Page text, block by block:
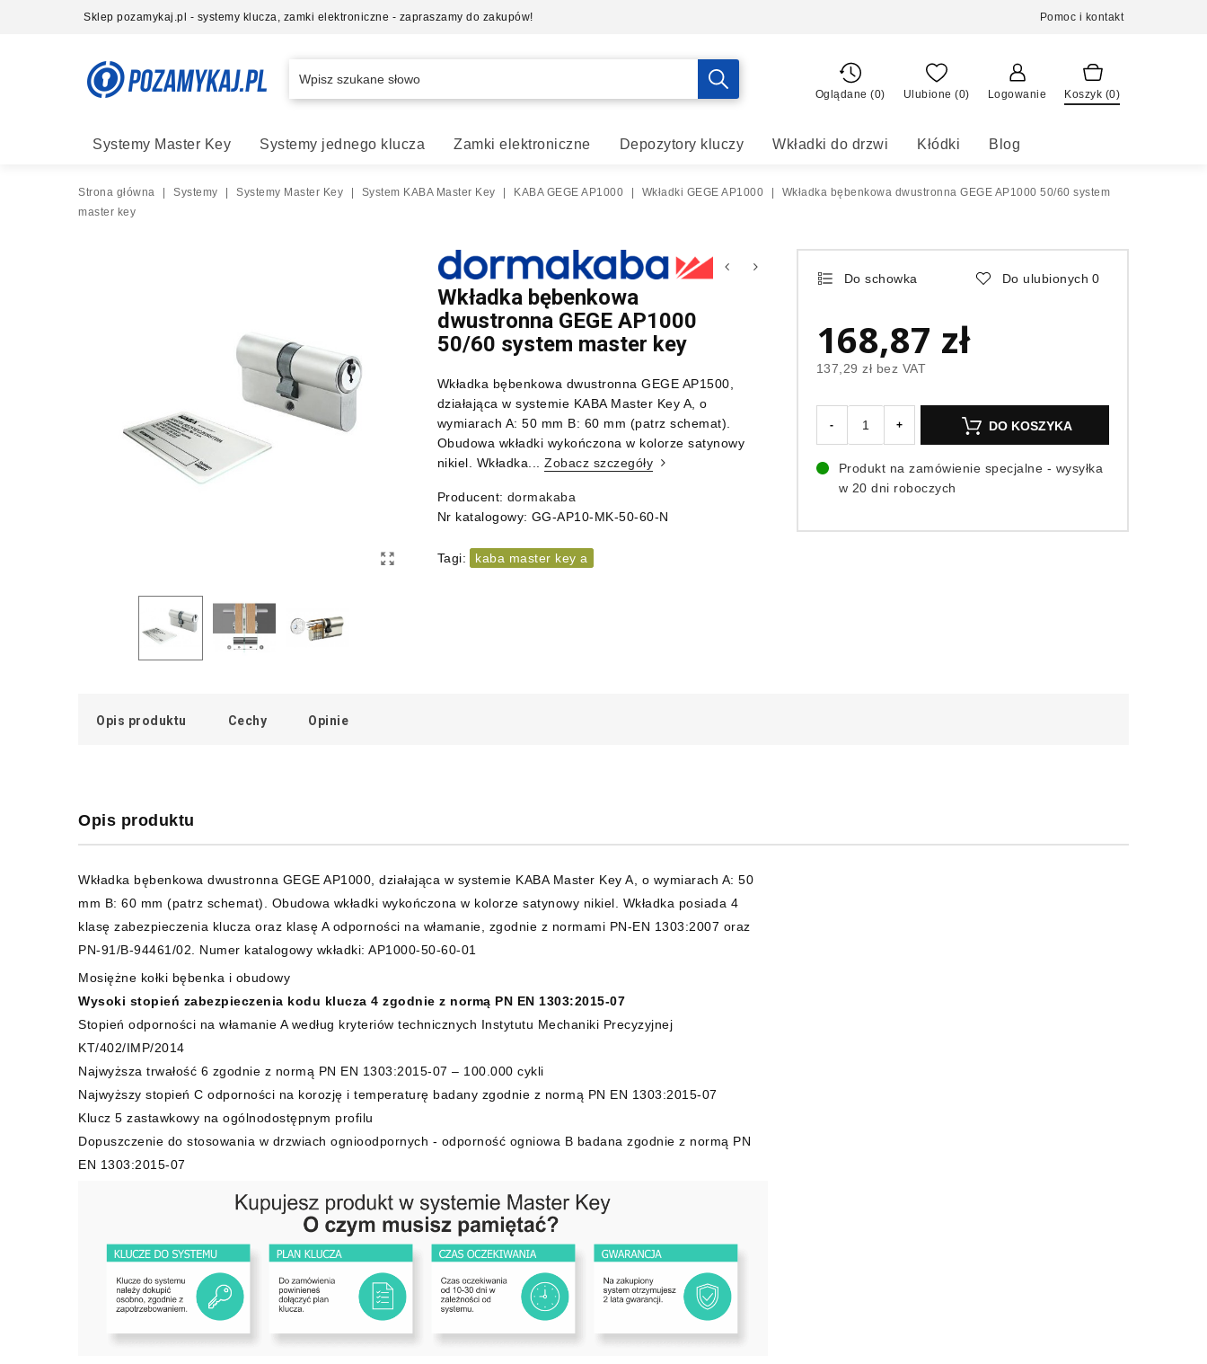
Sklep pozamykaj.pl - systemy klucza, zamki elektroniczne - zapraszamy do zakupów! Pomoc i kontakt
Oglądane (0) Ulubione (0) Logowanie Koszyk (0)
Systemy Master Key Systemy jednego klucza Zamki elektroniczne Depozytory kluczy Wkładki do drzwi Kłódki Blog
Strona główna Systemy Systemy Master Key System KABA Master Key KABA GEGE AP1000 Wkładki GEGE AP1000
Wkładka bębenkowa dwustronna GEGE AP1000 50/60 system
master key
Wkładka bębenkowa
dwustronna GEGE AP1000
50/60 system master key
Wkładka bębenkowa dwustronna GEGE AP1500,
działająca w systemie KABA Master Key A, o
wymiarach A: 50 mm B: 60 mm (patrz schemat).
Obudowa wkładki wykończona w kolorze satynowy
nikiel. Wkładka...Zobacz szczegóły
Producent: dormakaba
Nr katalogowy: GG-AP10-MK-50-60-N
Tagi: kaba master key a
Do schowka Do ulubionych 0
168,87 zł
137,29 zł bez VAT
- + DO KOSZYKA
Produkt na zamówienie specjalne - wysyłka
w 20 dni roboczych
Opis produktu Cechy Opinie
Opis produktu
Wkładka bębenkowa dwustronna GEGE AP1000, działająca w systemie KABA Master Key A, o wymiarach A: 50
mm B: 60 mm (patrz schemat). Obudowa wkładki wykończona w kolorze satynowy nikiel. Wkładka posiada 4
klasę zabezpieczenia klucza oraz klasę A odporności na włamanie, zgodnie z normami PN-EN 1303:2007 oraz
PN-91/B-94461/02. Numer katalogowy wkładki: AP1000-50-60-01
Mosiężne kołki bębenka i obudowy
Wysoki stopień zabezpieczenia kodu klucza 4 zgodnie z normą PN EN 1303:2015-07
Stopień odporności na włamanie A według kryteriów technicznych Instytutu Mechaniki Precyzyjnej
KT/402/IMP/2014
Najwyższa trwałość 6 zgodnie z normą PN EN 1303:2015-07 – 100.000 cykli
Najwyższy stopień C odporności na korozję i temperaturę badany zgodnie z normą PN EN 1303:2015-07
Klucz 5 zastawkowy na ogólnodostępnym profilu
Dopuszczenie do stosowania w drzwiach ognioodpornych - odporność ogniowa B badana zgodnie z normą PN
EN 1303:2015-07